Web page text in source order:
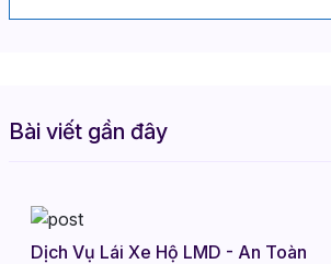
Bài viết gần đây
Dịch Vụ Lái Xe Hộ LMD - An Toàn